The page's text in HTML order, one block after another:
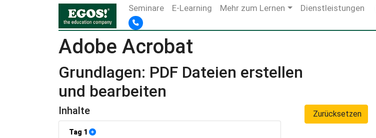
Seminare E-Learning Mehr zum Lernen Dienstleistungen
Adobe Acrobat
Grundlagen: PDF Dateien erstellen
und bearbeiten
Inhalte
Tag 1
Zurücksetzen